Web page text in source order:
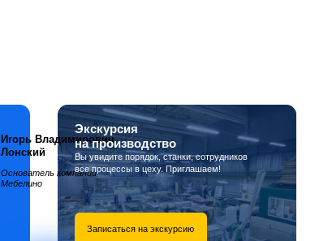
Игорь Владимирович
Лонский
Основатель компании
Мебелино
Экскурсия
на производство
Вы увидите порядок, станки, сотрудников
все процессы в цеху. Приглашаем!
Записаться на экскурсию